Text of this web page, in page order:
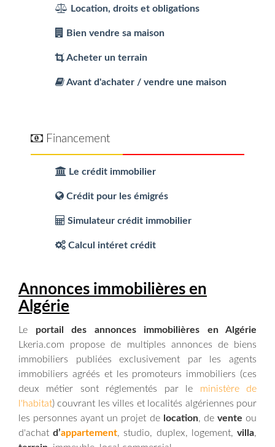
Location, droits et obligations
Bien vendre sa maison
Acheter un terrain
Avant d'achater / vendre une maison
Financement
Le crédit immobilier
Crédit pour les émigrés
Simulateur crédit immobilier
Calcul intéret crédit
Annonces immobilières en
Algérie
Le portail des annonces immobilières en Algérie
Lkeria.com propose de multiples annonces de biens
immobiliers publiées exclusivement par les agents
immobiliers agréés et les promoteurs immobiliers (ces
deux métier sont réglementés par le ministère de
l'habitat) couvrant les villes et localités algériennes pour
les personnes ayant un projet de location, de vente ou
d'achatd’appartement, studio, duplex, logement,villa,